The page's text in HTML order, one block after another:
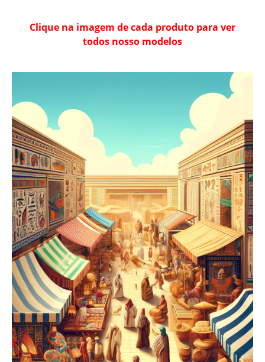
Clique na imagem de cada produto para ver
todos nosso modelos